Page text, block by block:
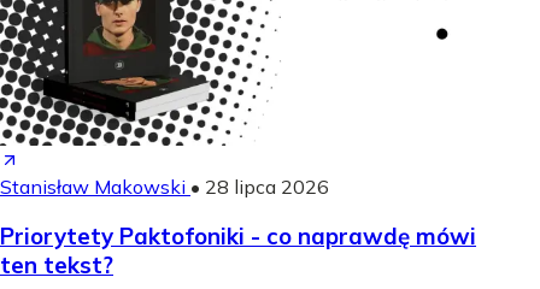
Stanisław Makowski • 28 lipca 2026
Priorytety Paktofoniki - co naprawdę mówi
ten tekst?